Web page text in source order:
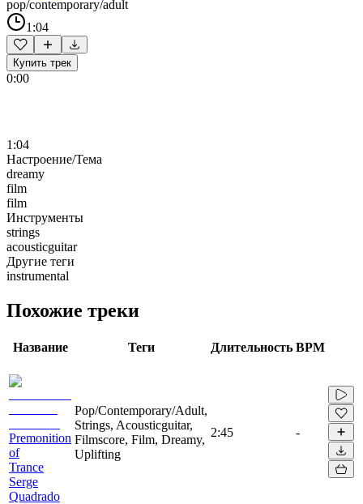
pop/contemporary/adult
1:04
Купить трек
0:00
1:04
Настроение/Тема
dreamy
film
film
Инструменты
strings
acousticguitar
Другие теги
instrumental
Похожие треки
Название Теги Длительность BPM
Premonition
of
Trance
Serge
Quadrado
Pop/Contemporary/Adult,
Strings, Acousticguitar,
Filmscore, Film, Dreamy,
Uplifting
2:45 -